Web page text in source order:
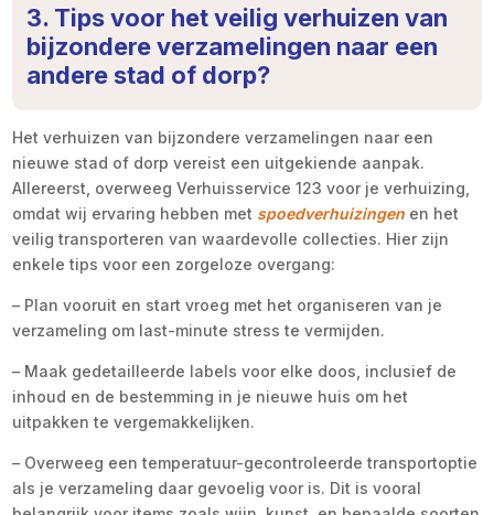
3. Tips voor het veilig verhuizen van
bijzondere verzamelingen naar een
andere stad of dorp?
Het verhuizen van bijzondere verzamelingen naar een
nieuwe stad of dorp vereist een uitgekiende aanpak.
Allereerst, overweeg Verhuisservice 123 voor je verhuizing,
omdat wij ervaring hebben met spoedverhuizingen en het
veilig transporteren van waardevolle collecties. Hier zijn
enkele tips voor een zorgeloze overgang:
– Plan vooruit en start vroeg met het organiseren van je
verzameling om last-minute stress te vermijden.
– Maak gedetailleerde labels voor elke doos, inclusief de
inhoud en de bestemming in je nieuwe huis om het
uitpakken te vergemakkelijken.
– Overweeg een temperatuur-gecontroleerde transportoptie
als je verzameling daar gevoelig voor is. Dit is vooral